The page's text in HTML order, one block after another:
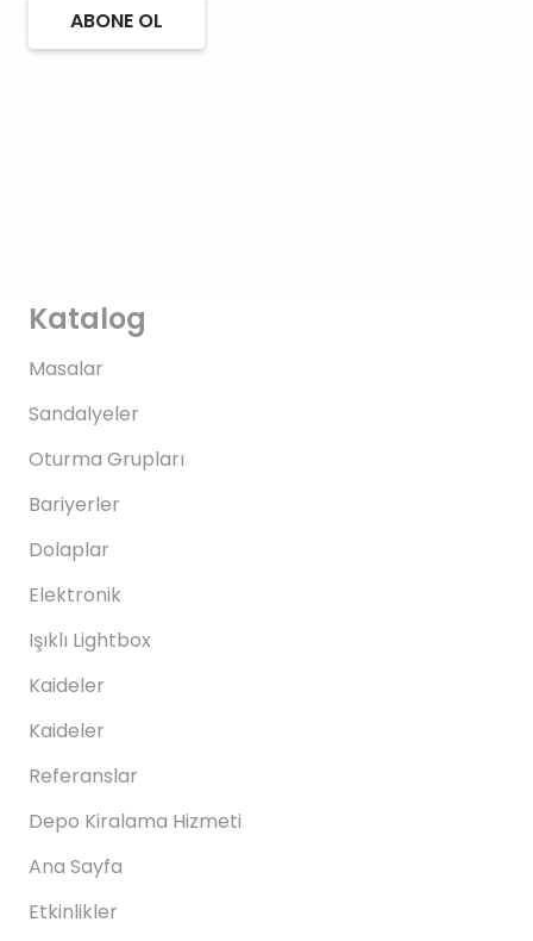
ABONE OL
Katalog
Masalar
Sandalyeler
Oturma Grupları
Bariyerler
Dolaplar
Elektronik
Işıklı Lightbox
Kaideler
Kaideler
Referanslar
Depo Kiralama Hizmeti
Ana Sayfa
Etkinlikler